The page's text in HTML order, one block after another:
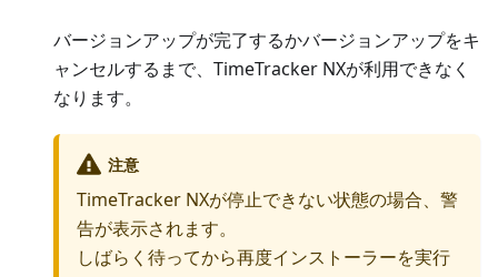
バージョンアップが完了するかバージョンアップをキ
ャンセルするまで、TimeTracker NXが利用できなく
なります。
注意
TimeTracker NXが停止できない状態の場合、警
告が表示されます。
しばらく待ってから再度インストーラーを実行